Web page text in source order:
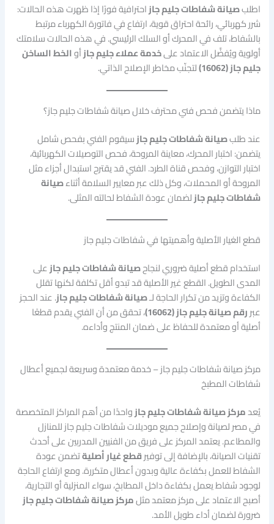
اطلبصيانة شفاطات جليم جازاحترافية فورًا إذا ظهرت هذه الحالات:
شرر كهربائي، رائحة احتراق قوية، ارتفاع في فاتورة الكهرباء مرتبط
بالشفاط، تلف في المحرك أو السلك الرئيسي. في هذه الحالات سلامتك
أولوية ويُفضَّل الاعتماد علىخدمة عملاء جليم جازأوالخط الساخن
جليم جاز (16062)
لتجنّب مخاطر الإصلاح الذاتي.
ماذا يتضمن فحص فني محترف خلال صيانة شفاطات جليم جاز؟
عند طلبصيانة شفاطات جليم جازسيقوم الفني بفحص شامل
يتضمن: اختبار المحرك، معاينة المروحة، فحص التوصيلات الكهربائية،
اختبار التوازن، وفحص قناة الطرد. الفني قد يقترح استبدال أجزاء مثل
المروحة أو المحملات، وكل ذلك عبر معايير السلامة أثناءصيانة
شفاطات جليم جازلضمان عودة الشفاط لحالته المثلى.
قطع الغيار الأصلية وأهميتها في شفاطات جليم جاز
استخدام قطع أصلية ضروري لنجاحصيانة شفاطات جليم جازعلى
المدى الطويل. القطع غير الأصلية قد تبدو أقل تكلفة لكنها تقلل
الكفاءة وتزيد من تكرار الحاجة لـصيانة شفاطات جليم جاز. عند الحجز
عبررقم صيانة جليم جاز (16062)
، تحقق من أن الفني يقدم قطعًا
أصلية أو معتمدة للحفاظ على ضمان المنتج وأداءه.
مركز صيانة شفاطات جليم جاز – خدمة معتمدة وسريعة لجميع أعطال
شفاطات المطبخ
يُعدمركز صيانة شفاطات جليم جازواحدًا من أهم المراكز المتخصصة
في مصر لصيانة وإصلاح جميع موديلات شفاطات جليم جاز للمنازل
والمطاعم. يعتمد المركز على فريق من الفنيين المدربين على أحدث
تقنيات الصيانة، بالإضافة إلى توفيرقطع غيار أصليةتضمن عودة
الشفاط للعمل بكفاءة عالية وبدون أعطال متكررة. ومع ارتفاع الحاجة
لوجود شفاط يعمل بكفاءة داخل المطابخ، سواء المنزلية أو التجارية،
أصبح الاعتماد على مركز معتمد مثلمركز صيانة شفاطات جليم جاز
ضرورة لضمان أداء طويل الأمد.